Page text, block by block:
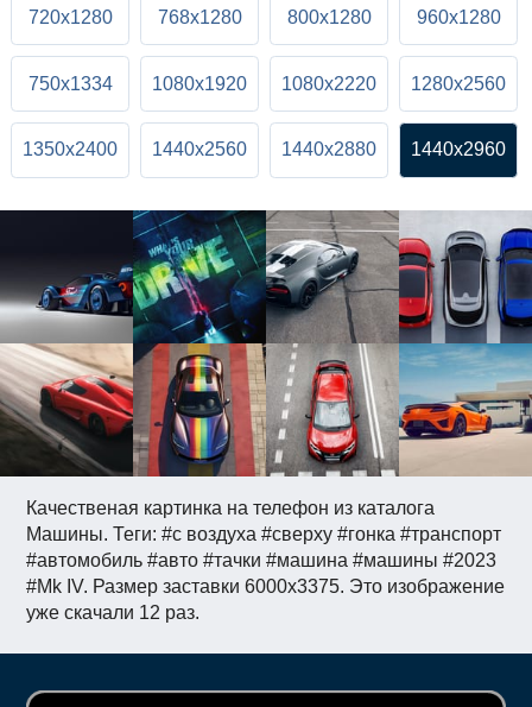
Качественая картинка на телефон из каталога
Машины. Теги: #c воздуха #сверху #гонка #транспорт
#автомобиль #авто #тачки #машина #машины #2023
#Mk IV. Размер заставки 6000x3375. Это изображение
уже скачали 12 раз.
720x1280 768x1280 800x1280 960x1280
750x1334 1080x1920 1080x2220 1280x2560
1350x2400 1440x2560 1440x2880 1440x2960